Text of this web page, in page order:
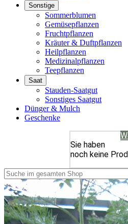
Sonstige
Sommerblumen
Gemüsepflanzen
Fruchtpflanzen
Kräuter & Duftpflanzen
Heilpflanzen
Medizinalpflanzen
Teepflanzen
Saat
Stauden-Saatgut
Sonstiges Saatgut
Dünger & Mulch
Geschenke
Sie haben
noch keine